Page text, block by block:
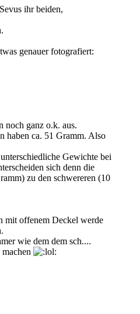
Sevus ihr beiden,
genauer fotografiert:
noch ganz o.k. aus.
haben ca. 51 Gramm. Also
Gewichte bei
sich denn die
zu den schwereren (10
mit offenem Deckel werde
wie dem dem sch....